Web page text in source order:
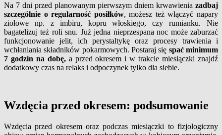
Na 7 dni przed planowanym pierwszym dniem krwawienia zadbaj
szczególnie o regularność posiłków, możesz też włączyć napary
ziołowe np. z imbiru, kopru włoskiego, czy rumianku. Nie
bagatelizuj też roli snu. Już jedna nieprzespana noc może zaburzać
funkcjonowanie jelit, ich perystaltykę oraz procesy trawienia i
wchłaniania składników pokarmowych. Postaraj się spać minimum
7 godzin na dobę,a przed okresem i w trakcie miesiączki znajdź
dodatkowy czas na relaks i odpoczynek tylko dla siebie.
Wzdęcia przed okresem: podsumowanie
Wzdęcia przed okresem oraz podczas miesiączki to fizjologiczny